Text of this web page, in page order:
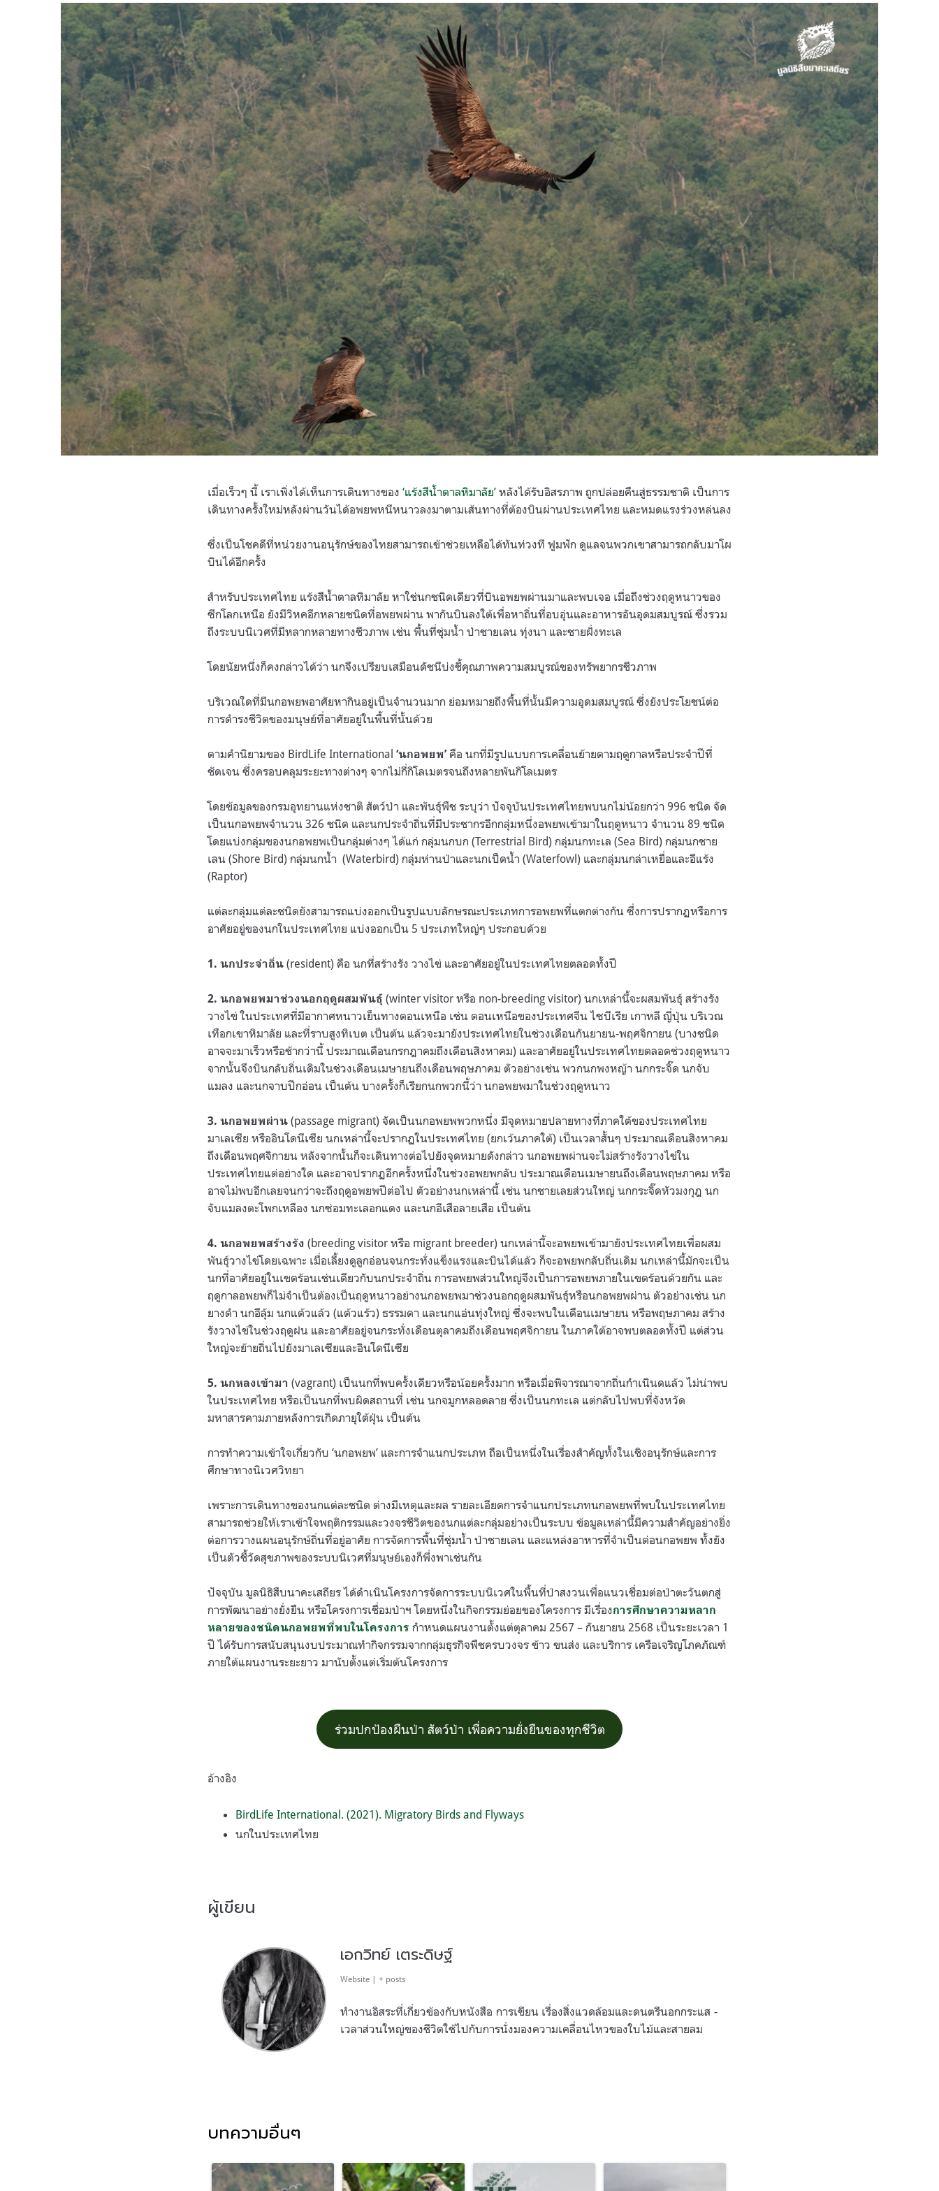
เมื่อเร็วๆ นี้ เราเพิ่งได้เห็นการเดินทางของ ‘แร้งสีน้ำตาลหิมาลัย’ หลังได้รับอิสรภาพ ถูกปล่อยคืนสู่ธรรมชาติ เป็นการ
เดินทางครั้งใหม่หลังผ่านวันได้อพยพหนีหนาวลงมาตามเส้นทางที่ต้องบินผ่านประเทศไทย และหมดแรงร่วงหล่นลง
ซึ่งเป็นโชคดีที่หน่วยงานอนุรักษ์ของไทยสามารถเข้าช่วยเหลือได้ทันท่วงที ฟูมฟัก ดูแลจนพวกเขาสามารถกลับมาโผ
บินได้อีกครั้ง
สำหรับประเทศไทย แร้งสีน้ำตาลหิมาลัย หาใช่นกชนิดเดียวที่บินอพยพผ่านมาและพบเจอ เมื่อถึงช่วงฤดูหนาวของ
ซีกโลกเหนือ ยังมีวิหคอีกหลายชนิดที่อพยพผ่าน พากันบินลงใต้เพื่อหาถิ่นที่อบอุ่นและอาหารอันอุดมสมบูรณ์ ซึ่งรวม
ถึงระบบนิเวศที่มีหลากหลายทางชีวภาพ เช่น พื้นที่ชุ่มน้ำ ป่าชายเลน ทุ่งนา และชายฝั่งทะเล
โดยนัยหนึ่งก็คงกล่าวได้ว่า นกจึงเปรียบเสมือนดัชนีบ่งชี้คุณภาพความสมบูรณ์ของทรัพยากรชีวภาพ
บริเวณใดที่มีนกอพยพอาศัยหากินอยู่เป็นจำนวนมาก ย่อมหมายถึงพื้นที่นั้นมีความอุดมสมบูรณ์ ซึ่งยังประโยชน์ต่อ
การดำรงชีวิตของมนุษย์ที่อาศัยอยู่ในพื้นที่นั้นด้วย
ตามคำนิยามของ BirdLife International ‘นกอพยพ’คือ นกที่มีรูปแบบการเคลื่อนย้ายตามฤดูกาลหรือประจำปีที่
ชัดเจน ซึ่งครอบคลุมระยะทางต่างๆ จากไม่กี่กิโลเมตรจนถึงหลายพันกิโลเมตร
โดยข้อมูลของกรมอุทยานแห่งชาติ สัตว์ป่า และพันธุ์พืช ระบุว่า ปัจจุบันประเทศไทยพบนกไม่น้อยกว่า 996 ชนิด จัด
เป็นนกอพยพจำนวน 326 ชนิด และนกประจำถิ่นที่มีประชากรอีกกลุ่มหนึ่งอพยพเข้ามาในฤดูหนาว จำนวน 89 ชนิด
โดยแบ่งกลุ่มของนกอพยพเป็นกลุ่มต่างๆ ได้แก่ กลุ่มนกบก (Terrestrial Bird) กลุ่มนกทะเล (Sea Bird) กลุ่มนกชาย
เลน (Shore Bird) กลุ่มนกน้ำ (Waterbird) กลุ่มห่านป่าและนกเป็ดน้ำ (Waterfowl) และกลุ่มนกล่าเหยื่อและอีแร้ง
(Raptor)
แต่ละกลุ่มแต่ละชนิดยังสามารถแบ่งออกเป็นรูปแบบลักษรณะประเภทการอพยพที่แตกต่างกัน ซึ่งการปรากฏหรือการ
อาศัยอยู่ของนกในประเทศไทย แบ่งออกเป็น 5 ประเภทใหญ่ๆ ประกอบด้วย
1. นกประจำถิ่น (resident) คือ นกที่สร้างรัง วางไข่ และอาศัยอยู่ในประเทศไทยตลอดทั้งปี
2. นกอพยพมาช่วงนอกฤดูผสมพันธุ์ (winter visitor หรือ non-breeding visitor) นกเหล่านี้จะผสมพันธุ์ สร้างรัง
วางไข่ ในประเทศที่มีอากาศหนาวเย็นทางตอนเหนือ เช่น ตอนเหนือของประเทศจีน ไซบีเรีย เกาหลี ญี่ปุ่น บริเวณ
เทือกเขาหิมาลัย และที่ราบสูงทิเบต เป็นต้น แล้วจะมายังประเทศไทยในช่วงเดือนกันยายน-พฤศจิกายน (บางชนิด
อาจจะมาเร็วหรือช้ากว่านี้ ประมาณเดือนกรกฎาคมถึงเดือนสิงหาคม) และอาศัยอยู่ในประเทศไทยตลอดช่วงฤดูหนาว
จากนั้นจึงบินกลับถิ่นเดิมในช่วงเดือนเมษายนถึงเดือนพฤษภาคม ตัวอย่างเช่น พวกนกพงหญ้า นกกระจิ๊ด นกจับ
แมลง และนกจาบปีกอ่อน เป็นต้น บางครั้งก็เรียกนกพวกนี้ว่า นกอพยพมาในช่วงฤดูหนาว
3. นกอพยพผ่าน (passage migrant) จัดเป็นนกอพยพพวกหนึ่ง มีจุดหมายปลายทางที่ภาคใต้ของประเทศไทย
มาเลเซีย หรืออินโดนีเซีย นกเหล่านี้จะปรากฏในประเทศไทย (ยกเว้นภาคใต้) เป็นเวลาสั้นๆ ประมาณเดือนสิงหาคม
ถึงเดือนพฤศจิกายน หลังจากนั้นก็จะเดินทางต่อไปยังจุดหมายดังกล่าว นกอพยพผ่านจะไม่สร้างรังวางไข่ใน
ประเทศไทยแต่อย่างใด และอาจปรากฏอีกครั้งหนึ่งในช่วงอพยพกลับ ประมาณเดือนเมษายนถึงเดือนพฤษภาคม หรือ
อาจไม่พบอีกเลยจนกว่าจะถึงฤดูอพยพปีต่อไป ตัวอย่างนกเหล่านี้ เช่น นกชายเลยส่วนใหญ่ นกกระจิ๊ดหัวมงกุฎ นก
จับแมลงตะโพกเหลือง นกซ่อมทะเลอกแดง และนกอีเสือลายเสือ เป็นต้น
4. นกอพยพสร้างรัง (breeding visitor หรือ migrant breeder) นกเหล่านี้จะอพยพเข้ามายังประเทศไทยเพื่อผสม
พันธุ์วางไข่โดยเฉพาะ เมื่อเลี้ยงดูลูกอ่อนจนกระทั่งแข็งแรงและบินได้แล้ว ก็จะอพยพกลับถิ่นเดิม นกเหล่านี้มักจะเป็น
นกที่อาศัยอยู่ในเขตร้อนเช่นเดียวกับนกประจำถิ่น การอพยพส่วนใหญ่จึงเป็นการอพยพภายในเขตร้อนด้วยกัน และ
ฤดูกาลอพยพก็ไม่จำเป็นต้องเป็นฤดูหนาวอย่างนกอพยพมาช่วงนอกฤดูผสมพันธุ์หรือนกอพยพผ่าน ตัวอย่างเช่น นก
ยางดำ นกอีลุ้ม นกแต้วแล้ว (แต้วแร้ว) ธรรมดา และนกแอ่นทุ่งใหญ่ ซึ่งจะพบในเดือนเมษายน หรือพฤษภาคม สร้าง
รังวางไข่ในช่วงฤดูฝน และอาศัยอยู่จนกระทั่งเดือนตุลาคมถึงเดือนพฤศจิกายน ในภาคใต้อาจพบตลอดทั้งปี แต่ส่วน
ใหญ่จะย้ายถิ่นไปยังมาเลเซียและอินโดนีเซีย
5. นกหลงเข้ามา (vagrant) เป็นนกที่พบครั้งเดียวหรือน้อยครั้งมาก หรือเมื่อพิจารณาจากถิ่นกำเนินดแล้ว ไม่น่าพบ
ในประเทศไทย หรือเป็นนกที่พบผิดสถานที่ เช่น นกจมูกหลอดลาย ซึ่งเป็นนกทะเล แต่กลับไปพบที่จังหวัด
มหาสารคามภายหลังการเกิดภายุใต้ฝุ่น เป็นต้น
การทำความเข้าใจเกี่ยวกับ ‘นกอพยพ’ และการจำแนกประเภท ถือเป็นหนึ่งในเรื่องสำคัญทั้งในเชิงอนุรักษ์และการ
ศึกษาทางนิเวศวิทยา
เพราะการเดินทางของนกแต่ละชนิด ต่างมีเหตุและผล รายละเอียดการจำแนกประเภทนกอพยพที่พบในประเทศไทย
สามารถช่วยให้เราเข้าใจพฤติกรรมและวงจรชีวิตของนกแต่ละกลุ่มอย่างเป็นระบบ ข้อมูลเหล่านี้มีความสำคัญอย่างยิ่ง
ต่อการวางแผนอนุรักษ์ถิ่นที่อยู่อาศัย การจัดการพื้นที่ชุ่มน้ำ ป่าชายเลน และแหล่งอาหารที่จำเป็นต่อนกอพยพ ทั้งยัง
เป็นตัวชี้วัดสุขภาพของระบบนิเวศที่มนุษย์เองก็พึ่งพาเช่นกัน
ปัจจุบัน มูลนิธิสืบนาคะเสถียร ได้ดำเนินโครงการจัดการระบบนิเวศในพื้นที่ป่าสงวนเพื่อแนวเชื่อมต่อป่าตะวันตกสู่
การพัฒนาอย่างยั่งยืน หรือโครงการเชื่อมป่าฯ โดยหนึ่งในกิจกรรมย่อยของโครงการ มีเรื่องการศึกษาความหลาก
หลายของชนิดนกอพยพที่พบในโครงการ กำหนดแผนงานตั้งแต่ตุลาคม 2567 – กันยายน 2568 เป็นระยะเวลา 1
ปี ได้รับการสนับสนุนงบประมาณทำกิจกรรมจากกลุ่มธุรกิจพืชครบวงจร ข้าว ขนส่ง และบริการ เครือเจริญโภคภัณฑ์
ภายใต้แผนงานระยะยาว มานับตั้งแต่เริ่มต้นโครงการ
ร่วมปกป้องผืนป่า สัตว์ป่า เพื่อความยั่งยืนของทุกชีวิต
อ้างอิง
BirdLife International. (2021). Migratory Birds and Flyways
นกในประเทศไทย
ผู้เขียน
เอกวิทย์ เตระดิษฐ์
Website | + posts
ทำงานอิสระที่เกี่ยวข้องกับหนังสือ การเขียน เรื่องสิ่งแวดล้อมและดนตรีนอกกระแส -
เวลาส่วนใหญ่ของชีวิตใช้ไปกับการนั่งมองความเคลื่อนไหวของใบไม้และสายลม
บทความอื่นๆ